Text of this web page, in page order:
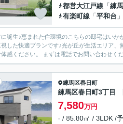
都営大江戸線 「練
有楽町線 「平和台
誕生♪恵まれた住環境のこちらの邸宅はい
した快適プランです♪光が丘が生活エリア
練馬区春日町
練馬区春日町3丁
7,580万円
- / 85.80㎡ / 3LDK /